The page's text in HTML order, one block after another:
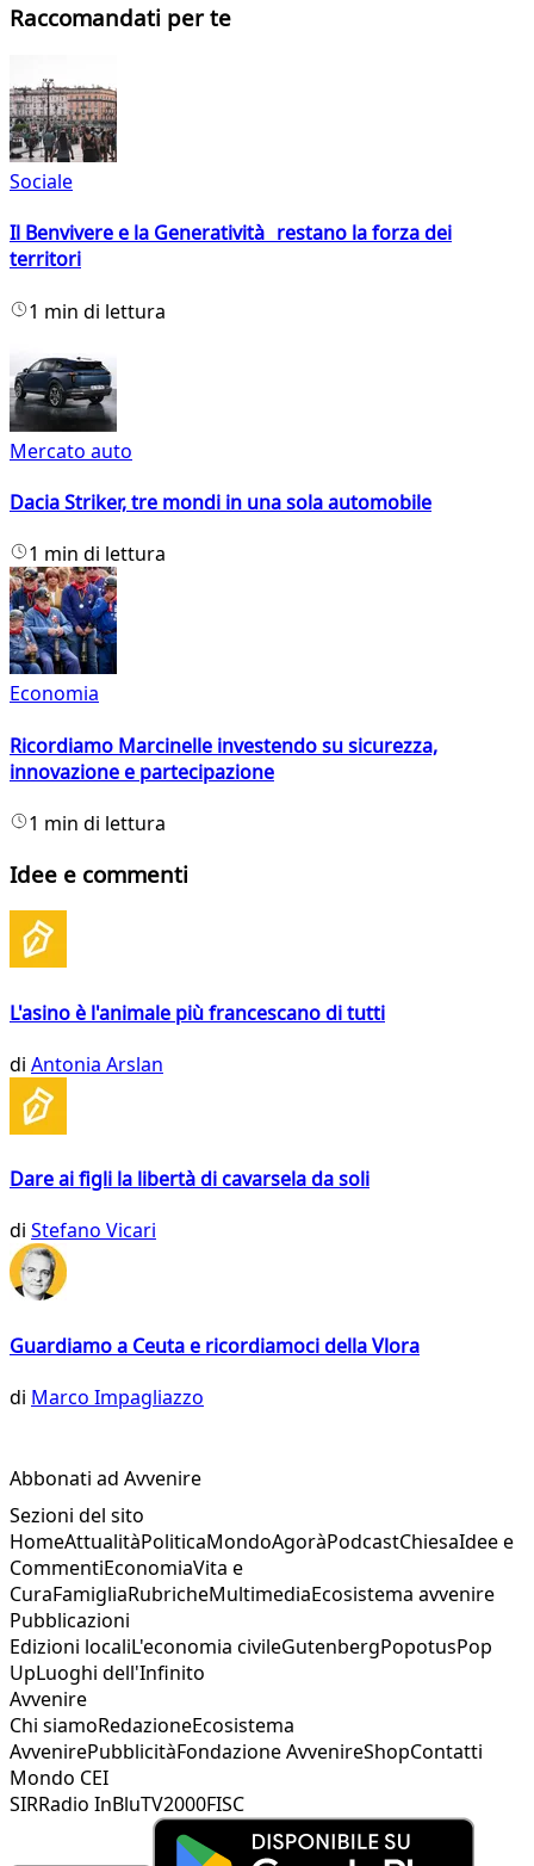
Raccomandati per te
Sociale
Il Benvivere e la Generatività restano la forza dei
territori
1 min di lettura
Mercato auto
Dacia Striker, tre mondi in una sola automobile
1 min di lettura
Economia
Ricordiamo Marcinelle investendo su sicurezza,
innovazione e partecipazione
1 min di lettura
Idee e commenti
L'asino è l'animale più francescano di tutti
di Antonia Arslan
Dare ai figli la libertà di cavarsela da soli
di Stefano Vicari
Guardiamo a Ceuta e ricordiamoci della Vlora
di Marco Impagliazzo
Abbonati ad Avvenire
Sezioni del sito
HomeAttualitàPoliticaMondoAgoràPodcastChiesaIdee e
CommentiEconomiaVita e
CuraFamigliaRubricheMultimediaEcosistema avvenire
Pubblicazioni
Edizioni localiL'economia civileGutenbergPopotusPop
UpLuoghi dell'Infinito
Avvenire
Chi siamoRedazioneEcosistema
AvvenirePubblicitàFondazione AvvenireShopContatti
Mondo CEI
SIRRadio InBluTV2000FISC